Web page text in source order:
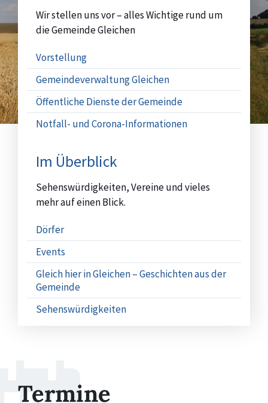
Wir stellen uns vor – alles Wichtige rund um
die Gemeinde Gleichen
Vorstellung
Gemeindeverwaltung Gleichen
Öffentliche Dienste der Gemeinde
Notfall- und Corona-Informationen
Im Überblick
Sehenswürdigkeiten, Vereine und vieles
mehr auf einen Blick.
Dörfer
Events
Gleich hier in Gleichen – Geschichten aus der
Gemeinde
Sehenswürdigkeiten
Termine